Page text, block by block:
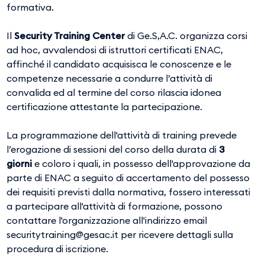
formativa.
IlSecurity Training Centerdi Ge.S,A.C. organizza corsi
ad hoc, avvalendosi di istruttori certificati ENAC,
affinché il candidato acquisisca le conoscenze e le
competenze necessarie a condurre l’attività di
convalida ed al termine del corso rilascia idonea
certificazione attestante la partecipazione.
La programmazione dell'attività di training prevede
l’erogazione di sessioni del corso della durata di 3
giorni e coloro i quali, in possesso dell'approvazione da
parte di ENAC a seguito di accertamento del possesso
dei requisiti previsti dalla normativa, fossero interessati
a partecipare all'attività di formazione, possono
contattare l'organizzazione all'indirizzo email
securitytraining@gesac.it per ricevere dettagli sulla
procedura di iscrizione.